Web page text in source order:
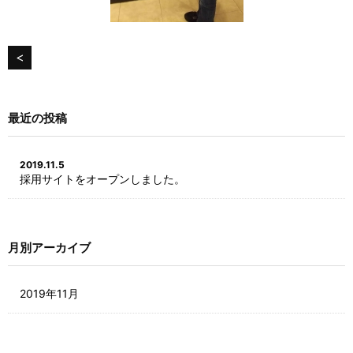
<
最近の投稿
2019.11.5
採用サイトをオープンしました。
月別アーカイブ
2019年11月